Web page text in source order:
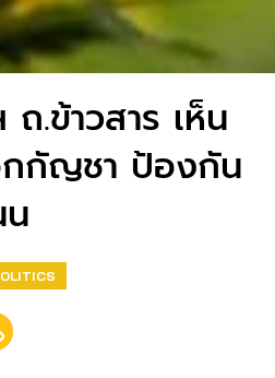
.ข้าวสาร เห็น
กัญชา ป้องกัน